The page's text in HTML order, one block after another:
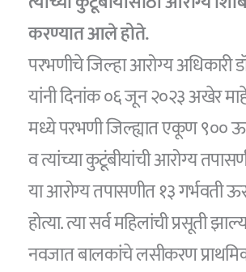
करण्यात आले होते.
परभणीचे जिल्हा आरोग्य अधिकारी
यांनी दिनांक ०६ जून २०२३ अखेर
मध्ये परभणी जिल्ह्यात एकूण ९००
व त्यांच्या कुटूंबीयांची आरोग्य
या आरोग्य तपासणीत १३ गर्भवती
होत्या. त्या सर्व महिलांची प्रसूती
नवजात बालकांचे लसीकरण